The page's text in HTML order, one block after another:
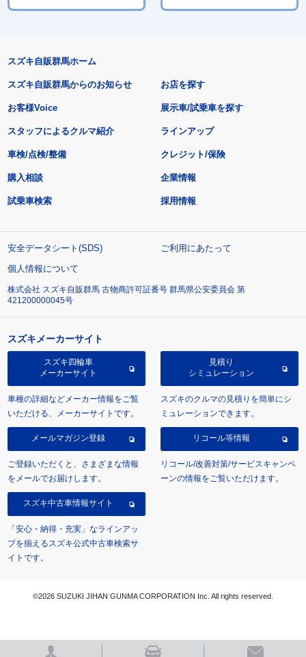
スズキ自販群馬ホーム
スズキ自販群馬からのお知らせ
お客様Voice
スタッフによるクルマ紹介
お店を探す
展示車/試乗車を探す
ラインアップ
車検/点検/整備 クレジット/保険
購入相談
試乗車検索
企業情報
採用情報
安全データシート(SDS)
ご利用にあたって
個人情報について
株式会社 スズキ自販群馬 古物商許可証番号 群馬県公安委員会 第
421200000045号
スズキメーカーサイト
スズキ四輪車
メーカーサイト
車種の詳細などメーカー情報をご覧
いただける、メーカーサイトです。
見積り
シミュレーション
スズキのクルマの見積りを簡単にシ
ミュレーションできます。
メールマガジン登録
ご登録いただくと、さまざまな情報
をメールでお届けします。
リコール等情報
リコール/改善対策/サービスキャンペ
ーンの情報をご覧いただけます。
スズキ中古車情報サイト
「安心・納得・充実」なラインアッ
プを揃えるスズキ公式中古車検索サ
イトです。
©2026 SUZUKI JIHAN GUNMA CORPORATION Inc. All rights reserved.